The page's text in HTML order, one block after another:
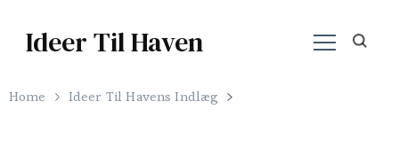
Ideer Til Haven
Home Ideer Til Havens Indlæg